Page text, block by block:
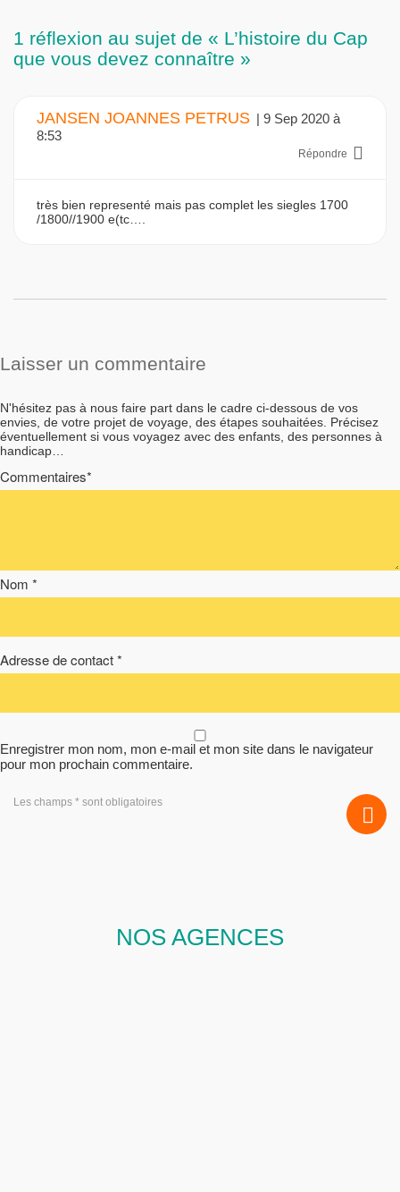
1 réflexion au sujet de « L’histoire du Cap
que vous devez connaître »
JANSEN JOANNES PETRUS | 9 Sep 2020 à
8:53
Répondre
très bien representé mais pas complet les siegles 1700
/1800//1900 e(tc….
Laisser un commentaire
N'hésitez pas à nous faire part dans le cadre ci-dessous de vos
envies, de votre projet de voyage, des étapes souhaitées. Précisez
éventuellement si vous voyagez avec des enfants, des personnes à
handicap…
Commentaires*
Nom *
Adresse de contact *
Enregistrer mon nom, mon e-mail et mon site dans le navigateur
pour mon prochain commentaire.
Les champs * sont obligatoires
NOS AGENCES